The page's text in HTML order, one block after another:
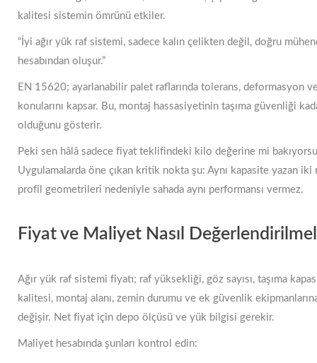
kalitesi sistemin ömrünü etkiler.
“İyi ağır yük raf sistemi, sadece kalın çelikten değil, doğru
hesabından oluşur.”
EN 15620; ayarlanabilir palet raflarında tolerans, deformasyon ve
konularını kapsar. Bu, montaj hassasiyetinin taşıma güvenliği
olduğunu gösterir.
Peki sen hâlâ sadece fiyat teklifindeki kilo değerine mi
Uygulamalarda öne çıkan kritik nokta şu: Aynı kapasite yazan iki
profil geometrileri nedeniyle sahada aynı performansı vermez.
Fiyat ve Maliyet Nasıl
Ağır yük raf sistemi fiyatı; raf yüksekliği, göz sayısı, taşıma
kalitesi, montaj alanı, zemin durumu ve ek güvenlik
değişir. Net fiyat için depo ölçüsü ve yük bilgisi gerekir.
Maliyet hesabında şunları kontrol edin: